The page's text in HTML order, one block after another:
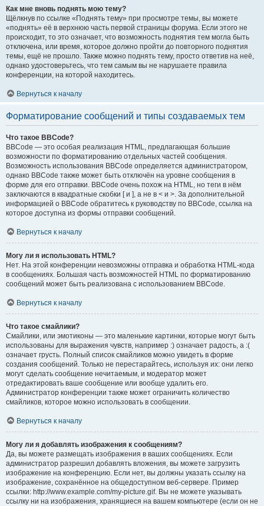
Как мне вновь поднять мою тему?
Щёлкнув по ссылке «Поднять тему» при просмотре темы, вы можете
«поднять» её в верхнюю часть первой страницы форума. Если этого не
происходит, то это означает, что возможность поднятия тем могла быть
отключена, или время, которое должно пройти до повторного поднятия
темы, ещё не прошло. Также можно поднять тему, просто ответив на неё,
однако удостоверьтесь, что тем самым вы не нарушаете правила
конференции, на которой находитесь.
Вернуться к началу
Форматирование сообщений и типы создаваемых тем
Что такое BBCode?
BBCode — это особая реализация HTML, предлагающая большие
возможности по форматированию отдельных частей сообщения.
Возможность использования BBCode определяется администратором,
однако BBCode также может быть отключён на уровне сообщения в
форме для его отправки. BBCode очень похож на HTML, но теги в нём
заключаются в квадратные скобки [ и ], а не в < и >. За дополнительной
информацией о BBCode обратитесь к руководству по BBCode, ссылка на
которое доступна из формы отправки сообщений.
Вернуться к началу
Могу ли я использовать HTML?
Нет. На этой конференции невозможны отправка и обработка HTML-кода
в сообщениях. Большая часть возможностей HTML по форматированию
сообщений может быть реализована с использованием BBCode.
Вернуться к началу
Что такое смайлики?
Смайлики, или эмотиконы — это маленькие картинки, которые могут быть
использованы для выражения чувств, например :) означает радость, а :(
означает грусть. Полный список смайликов можно увидеть в форме
создания сообщений. Только не перестарайтесь, используя их: они легко
могут сделать сообщение нечитаемым, и модератор может
отредактировать ваше сообщение или вообще удалить его.
Администратор конференции также может ограничить количество
смайликов, которое можно использовать в сообщении.
Вернуться к началу
Могу ли я добавлять изображения к сообщениям?
Да, вы можете размещать изображения в ваших сообщениях. Если
администратор разрешил добавлять вложения, вы можете загрузить
изображение на конференцию. Если нет, вы должны указать ссылку на
изображение, сохранённое на общедоступном веб-сервере. Пример
ссылки: http://www.example.com/my-picture.gif. Вы не можете указывать
ссылку ни на изображения, хранящиеся на вашем компьютере (если он не